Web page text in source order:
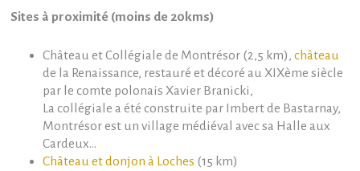
Sites à proximité (moins de 20kms)
Château et Collégiale de Montrésor (2,5 km),château
de la Renaissance, restauré et décoré au XIXème siècle
par le comte polonais Xavier Branicki,
La collégiale a été construite par Imbert de Bastarnay,
Montrésor est un village médiéval avec sa Halle aux
Cardeux...
Château et donjon à Loches (15 km)